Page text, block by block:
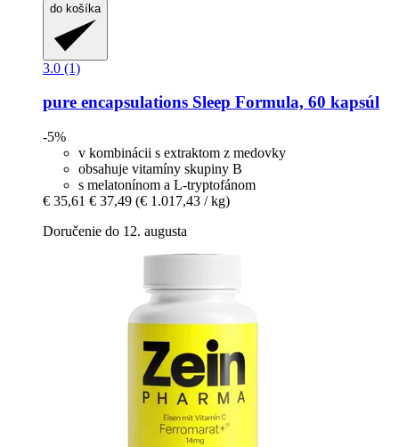
do košíka
3.0 (1)
pure encapsulations Sleep Formula, 60 kapsúl
-5%
v kombinácii s extraktom z medovky
obsahuje vitamíny skupiny B
s melatonínom a L-tryptofánom
€ 35,61 € 37,49 (€ 1.017,43 / kg)
Doručenie do 12. augusta